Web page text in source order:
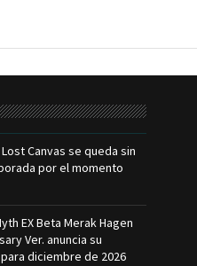
Canvas se queda sin
por el momento
EX Beta Merak Hagen
Ver. anuncia su
diciembre de 2026